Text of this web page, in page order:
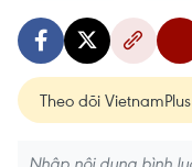
Theo dõi VietnamPlus